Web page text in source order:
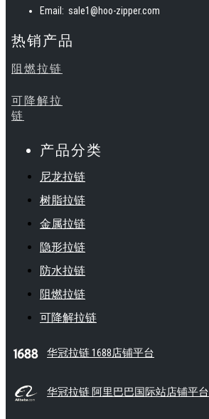
Email: sale1@hoo-zipper.com
热销产品
阻燃拉链
可降解拉
链
产品分类
尼龙拉链
树脂拉链
金属拉链
隐形拉链
防水拉链
阻燃拉链
可降解拉链
华冠拉链 1688店铺平台
华冠拉链 阿里巴巴国际站店铺平台